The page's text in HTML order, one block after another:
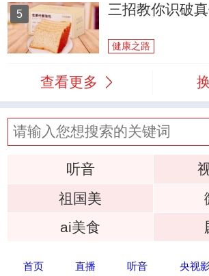
5 三招教你识破
健康之路
查看更多
听音
祖国美
ai美食
首页 直播 听音 央视